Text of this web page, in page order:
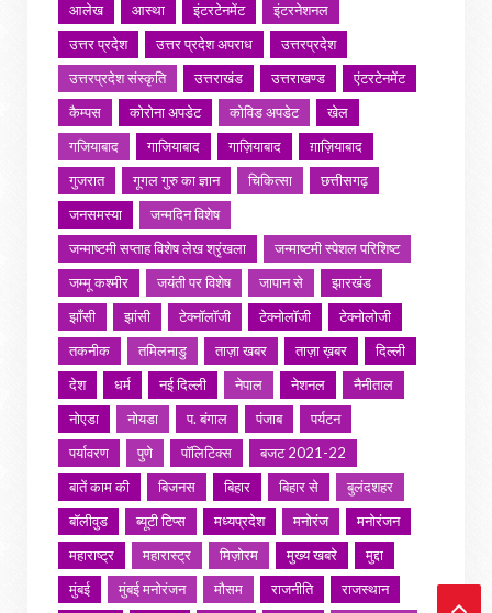
आलेख
आस्था इंटरटेनमेंट
इंटरनेशनल
उत्तर प्रदेश
उत्तर प्रदेश अपराध
उत्तरप्रदेश
उत्तरप्रदेश संस्कृति
उत्तराखंड उत्तराखण्ड
एंटरटेनमेंट
कैम्पस
कोरोना अपडेट कोविड अपडेट
खेल
गजियाबाद
गाजियाबाद गाज़ियाबाद
ग़ाज़ियाबाद
गुजरात
गूगल गुरु का ज्ञान चिकित्सा
छत्तीसगढ़
जनसमस्या
जन्मदिन विशेष
जन्माष्टमी सप्ताह विशेष लेख श्रृंखला
जन्माष्टमी स्पेशल परिशिष्ट
जम्मू कश्मीर
जयंती पर विशेष जापान से
झारखंड
झाँसी
झांसी टेक्नॉलॉजी टेक्नोलॉजी
टेक्नोलोजी
तकनीक
तमिलनाडु ताज़ा खबर ताज़ा ख़बर
दिल्ली
देश
धर्म नई दिल्ली नेपाल नेशनल
नैनीताल
नोएडा
नोयडा प. बंगाल पंजाब
पर्यटन
पर्यावरण
पुणे पॉलिटिक्स
बजट 2021-22
बातें काम की
बिजनस बिहार बिहार से
बुलंदशहर
बॉलीवुड
ब्यूटी टिप्स मध्यप्रदेश मनोरंज
मनोरंजन
महाराष्ट्र
महारास्ट्र मिज़ोरम मुख्य खबरे
मुद्दा
मुंबई
मुंबई मनोरंजन मौसम राजनीति
राजस्थान